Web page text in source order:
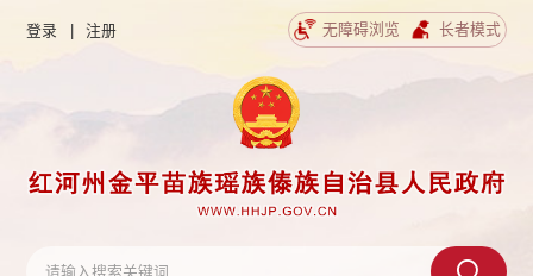
登录 | 注册 无障碍浏览 长者模式